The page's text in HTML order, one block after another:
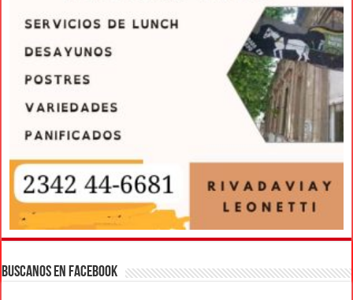
BUSCANOS EN FACEBOOK